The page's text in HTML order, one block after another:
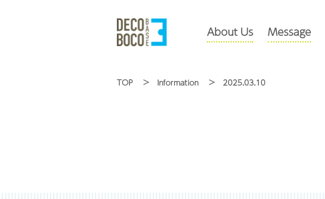
About Us Message
TOP Information 2025.03.10